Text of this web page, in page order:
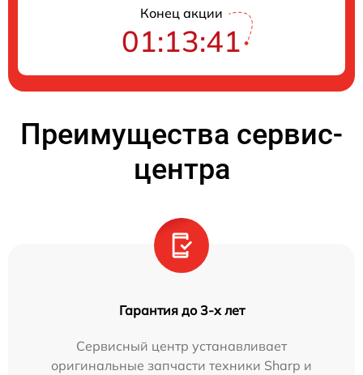
Конец акции
01:13:40
Преимущества сервис-
центра
Гарантия до 3-х лет
Сервисный центр устанавливает
оригинальные запчасти техники Sharp и